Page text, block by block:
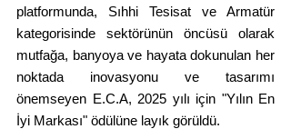
platformunda, Sıhhi Tesisat ve Armatür
kategorisinde sektörünün öncüsü olarak
mutfağa, banyoya ve hayata dokunulan her
noktada inovasyonu ve tasarımı
önemseyen E.C.A, 2025 yılı için "Yılın En
İyi Markası" ödülüne layık görüldü.